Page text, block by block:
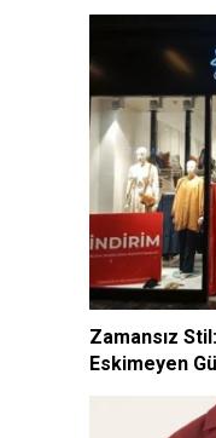
Zamansız
Eskimeyen